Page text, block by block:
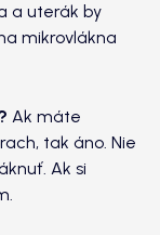
a uterák by
mikrovlákna
Ak máte
tak áno. Nie
Ak si